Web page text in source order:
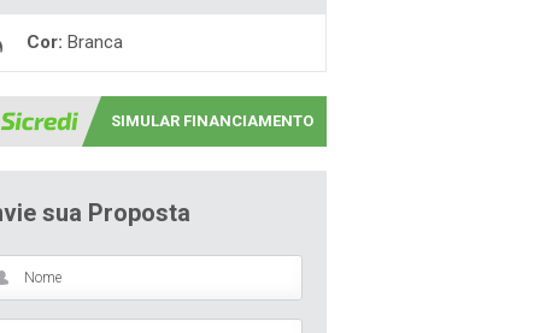
Cor: Branca
SIMULAR FINANCIAMENTO
sua Proposta